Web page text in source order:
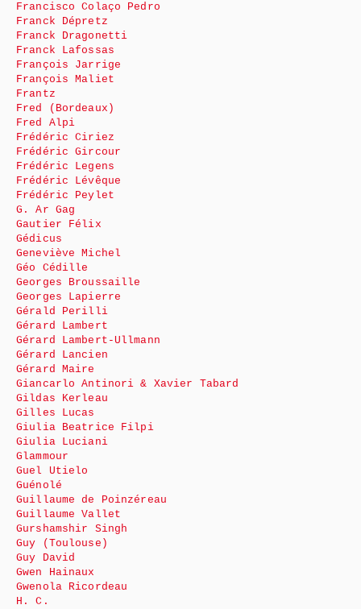
Francisco Colaço Pedro
Franck Dépretz
Franck Dragonetti
Franck Lafossas
François Jarrige
François Maliet
Frantz
Fred (Bordeaux)
Fred Alpi
Frédéric Ciriez
Frédéric Gircour
Frédéric Legens
Frédéric Lévêque
Frédéric Peylet
G. Ar Gag
Gautier Félix
Gédicus
Geneviève Michel
Géo Cédille
Georges Broussaille
Georges Lapierre
Gérald Perilli
Gérard Lambert
Gérard Lambert-Ullmann
Gérard Lancien
Gérard Maire
Giancarlo Antinori & Xavier Tabard
Gildas Kerleau
Gilles Lucas
Giulia Beatrice Filpi
Giulia Luciani
Glammour
Guel Utielo
Guénolé
Guillaume de Poinzéreau
Guillaume Vallet
Gurshamshir Singh
Guy (Toulouse)
Guy David
Gwen Hainaux
Gwenola Ricordeau
H. C.